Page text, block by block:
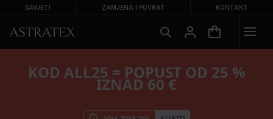
SAVJETI ZAMJENA I POVRAT KONTAKT
KOD ALL25 = POPUST OD 25 %
IZNAD 60 €